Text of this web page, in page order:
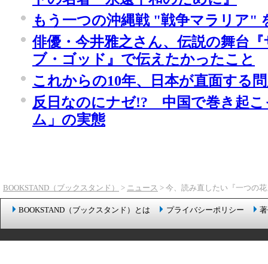
もう一つの沖縄戦 "戦争マラリア"
俳優・今井雅之さん、伝説の舞台
ブ・ゴッド』で伝えたかったこと
これからの10年、日本が直面する
反日なのにナゼ!? 中国で巻き起こ
ム」の実態
BOOKSTAND（ブックスタンド） > ニュース > 今、読み直したい『一つの
BOOKSTAND（ブックスタンド）とは プライバシーポリシー